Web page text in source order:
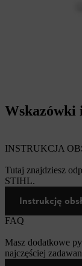
Wskazówki
INSTRUKCJA
Tutaj znajdziesz
STIHL.
Instrukcję
FAQ
Masz dodatkowe
najczęściej